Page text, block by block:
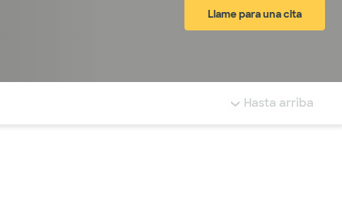
Llame para una cita
Hasta arriba